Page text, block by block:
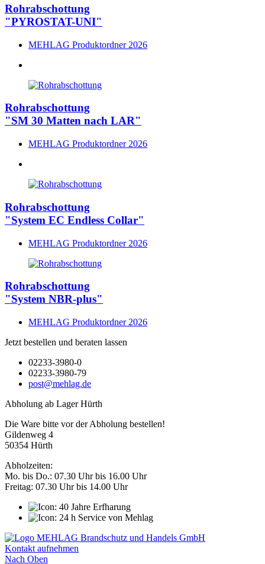
Rohrabschottung
"PYROSTAT-UNI"
MEHLAG Produktordner 2026
Rohrabschottung
"SM 30 Matten nach LAR"
MEHLAG Produktordner 2026
Rohrabschottung
"System EC Endless Collar"
MEHLAG Produktordner 2026
Rohrabschottung
"System NBR-plus"
MEHLAG Produktordner 2026
Jetzt bestellen und beraten lassen
02233-3980-0
02233-3980-79
post@mehlag.de
Abholung ab Lager Hürth
Die Ware bitte vor der Abholung bestellen!
Gildenweg 4
50354 Hürth
Abholzeiten:
Mo. bis Do.: 07.30 Uhr bis 16.00 Uhr
Freitag: 07.30 Uhr bis 14.00 Uhr
Kontakt aufnehmen
Nach Oben